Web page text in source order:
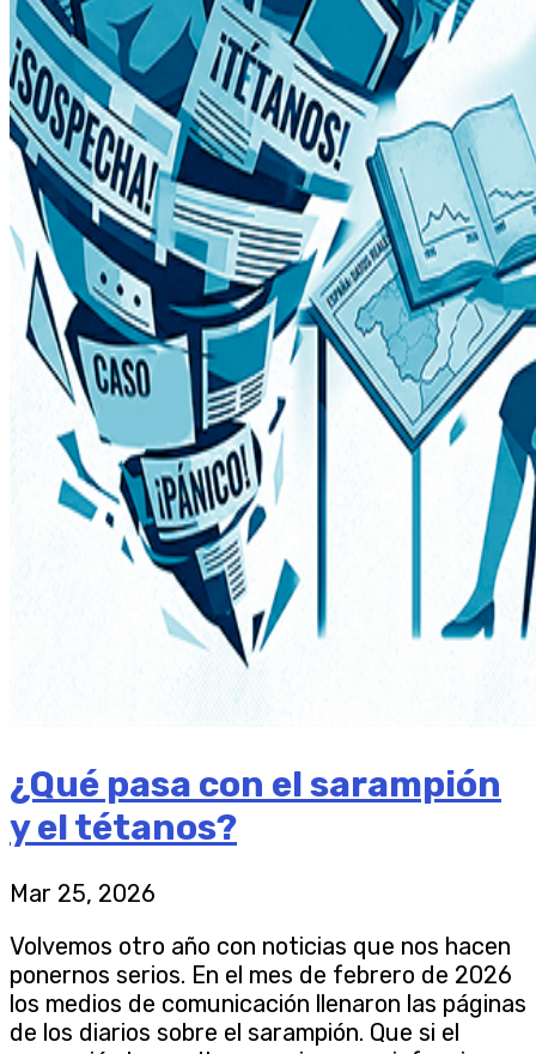
¿Qué pasa con el sarampión
y el tétanos?
Mar 25, 2026
Volvemos otro año con noticias que nos hacen
ponernos serios. En el mes de febrero de 2026
los medios de comunicación llenaron las páginas
de los diarios sobre el sarampión. Que si el